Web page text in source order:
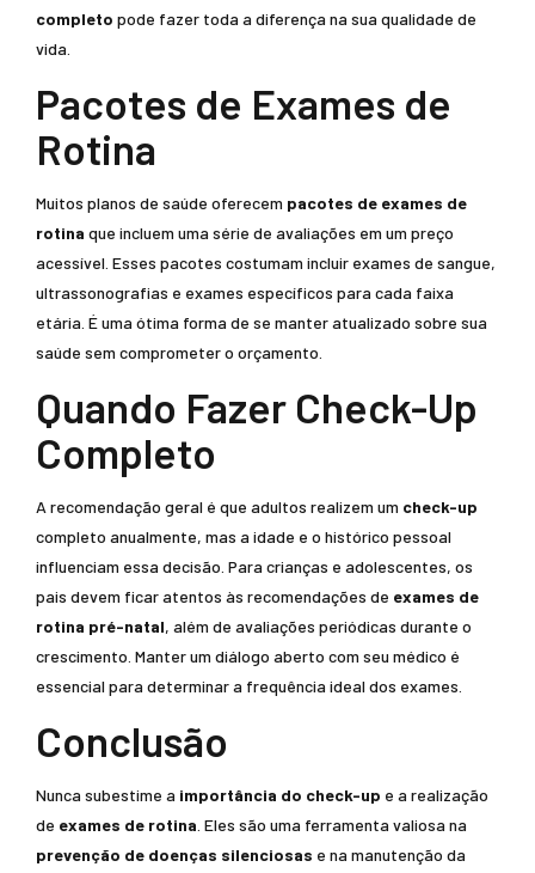
completo pode fazer toda a diferença na sua qualidade de
vida.
Pacotes de Exames de
Rotina
Muitos planos de saúde oferecem pacotes de exames de
rotina que incluem uma série de avaliações em um preço
acessível. Esses pacotes costumam incluir exames de sangue,
ultrassonografias e exames específicos para cada faixa
etária. É uma ótima forma de se manter atualizado sobre sua
saúde sem comprometer o orçamento.
Quando Fazer Check-Up
Completo
A recomendação geral é que adultos realizem um check-up
completo anualmente, mas a idade e o histórico pessoal
influenciam essa decisão. Para crianças e adolescentes, os
pais devem ficar atentos às recomendações de exames de
rotina pré-natal, além de avaliações periódicas durante o
crescimento. Manter um diálogo aberto com seu médico é
essencial para determinar a frequência ideal dos exames.
Conclusão
Nunca subestime a importância do check-up e a realização
de exames de rotina . Eles são uma ferramenta valiosa na
prevenção de doenças silenciosas e na manutenção da